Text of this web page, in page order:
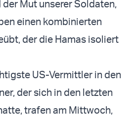
Mut unserer Soldaten,
einen kombinierten
der die Hamas isoliert
US-Vermittler in den
der sich in den letzten
trafen am Mittwoch,